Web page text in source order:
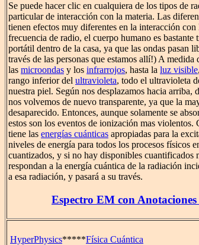
Se puede hacer clic en cualquiera de los tipos de
particular de interacción con la materia. Las
tienen efectos muy diferentes en la interacción
frecuencia de radio, el cuerpo humano es bastante
portátil dentro de la casa, ya que las ondas pasan
través de las personas que estamos allí!) A
las microondas y los infrarrojos, hasta la luz visible
rango inferior del ultravioleta, todo el ultravioleta
nuestra piel. Según nos desplazamos hacia arriba,
nos volvemos de nuevo transparente, ya que la
desaparecido. Entonces, aunque solamente se
estos son los eventos de ionización mas
tiene las energías cuánticas apropiadas para la
niveles de energía para todos los procesos físicos
cuantizados, y si no hay disponibles cuantificados
respondan a la energía cuántica de la radiación
a esa radiación, y pasará a su través.
Espectro EM con Anotaciones
HyperPhysics*****Física Cuántica